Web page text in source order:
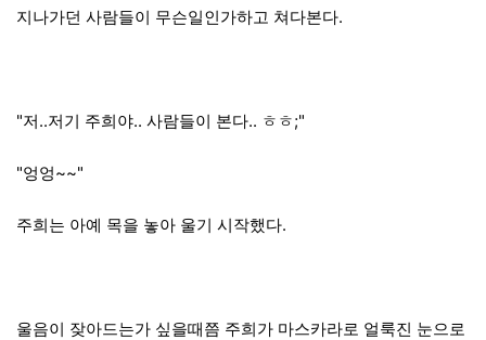
지나가던 사람들이 무슨일인가하고 쳐다본다.
"저..저기 주희야.. 사람들이 본다.. ㅎㅎ;"
"엉엉~~"
주희는 아예 목을 놓아 울기 시작했다.
울음이 잦아드는가 싶을때쯤 주희가 마스카라로 얼룩진 눈으로